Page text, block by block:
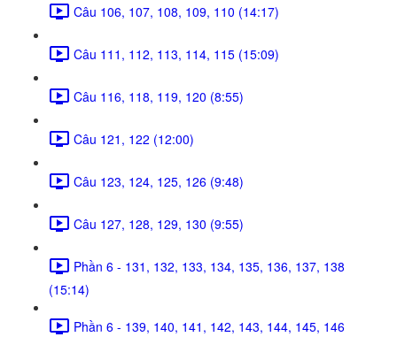
Câu 106, 107, 108, 109, 110 (14:17)
Câu 111, 112, 113, 114, 115 (15:09)
Câu 116, 118, 119, 120 (8:55)
Câu 121, 122 (12:00)
Câu 123, 124, 125, 126 (9:48)
Câu 127, 128, 129, 130 (9:55)
Phần 6 - 131, 132, 133, 134, 135, 136, 137, 138
(15:14)
Phần 6 - 139, 140, 141, 142, 143, 144, 145, 146